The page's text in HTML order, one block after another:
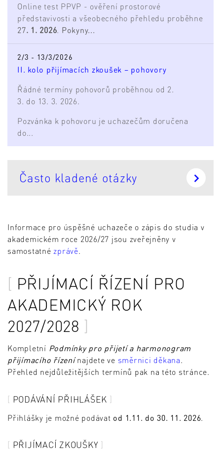
Online test PPVP - ověření prostorové
představivosti a všeobecného přehledu proběhne
27. 1. 2026. Pokyny...
2/3 - 13/3/2026
II. kolo přijímacích zkoušek – pohovory
Řádné termíny pohovorů proběhnou od 2.
3. do 13. 3. 2026.
Pozvánka k pohovoru je uchazečům doručena
do...
Často kladené otázky
Informace pro úspěšné uchazeče o zápis do studia v
akademickém roce 2026/27 jsou zveřejněny v
samostatné zprávě.
PŘIJÍMACÍ ŘÍZENÍ PRO
AKADEMICKÝ ROK
2027/2028
Kompletní Podmínky pro přijetí a harmonogram
přijímacího řízenínajdete ve směrnici děkana.
Přehled nejdůležitějších termínů pak na této stránce.
PODÁVÁNÍ PŘIHLÁŠEK
Přihlášky je možné podávat od 1.11. do 30. 11. 2026.
PŘIJÍMACÍ ZKOUŠKY